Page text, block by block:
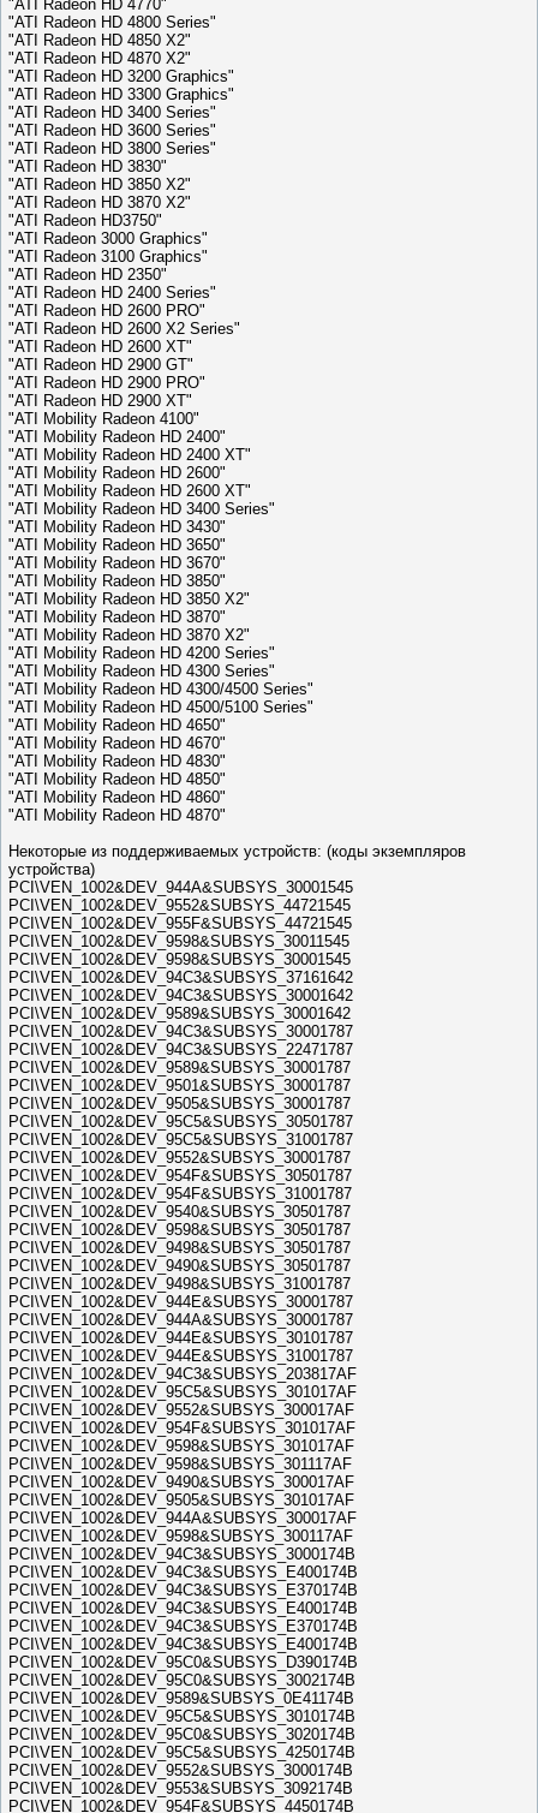
"ATI Radeon HD 4770"
"ATI Radeon HD 4800 Series"
"ATI Radeon HD 4850 X2"
"ATI Radeon HD 4870 X2"
"ATI Radeon HD 3200 Graphics"
"ATI Radeon HD 3300 Graphics"
"ATI Radeon HD 3400 Series"
"ATI Radeon HD 3600 Series"
"ATI Radeon HD 3800 Series"
"ATI Radeon HD 3830"
"ATI Radeon HD 3850 X2"
"ATI Radeon HD 3870 X2"
"ATI Radeon HD3750"
"ATI Radeon 3000 Graphics"
"ATI Radeon 3100 Graphics"
"ATI Radeon HD 2350"
"ATI Radeon HD 2400 Series"
"ATI Radeon HD 2600 PRO"
"ATI Radeon HD 2600 X2 Series"
"ATI Radeon HD 2600 XT"
"ATI Radeon HD 2900 GT"
"ATI Radeon HD 2900 PRO"
"ATI Radeon HD 2900 XT"
"ATI Mobility Radeon 4100"
"ATI Mobility Radeon HD 2400"
"ATI Mobility Radeon HD 2400 XT"
"ATI Mobility Radeon HD 2600"
"ATI Mobility Radeon HD 2600 XT"
"ATI Mobility Radeon HD 3400 Series"
"ATI Mobility Radeon HD 3430"
"ATI Mobility Radeon HD 3650"
"ATI Mobility Radeon HD 3670"
"ATI Mobility Radeon HD 3850"
"ATI Mobility Radeon HD 3850 X2"
"ATI Mobility Radeon HD 3870"
"ATI Mobility Radeon HD 3870 X2"
"ATI Mobility Radeon HD 4200 Series"
"ATI Mobility Radeon HD 4300 Series"
"ATI Mobility Radeon HD 4300/4500 Series"
"ATI Mobility Radeon HD 4500/5100 Series"
"ATI Mobility Radeon HD 4650"
"ATI Mobility Radeon HD 4670"
"ATI Mobility Radeon HD 4830"
"ATI Mobility Radeon HD 4850"
"ATI Mobility Radeon HD 4860"
"ATI Mobility Radeon HD 4870"
Некоторые из поддерживаемых устройств: (коды экземпляров
устройства)
PCI\VEN_1002&DEV_944A&SUBSYS_30001545
PCI\VEN_1002&DEV_9552&SUBSYS_44721545
PCI\VEN_1002&DEV_955F&SUBSYS_44721545
PCI\VEN_1002&DEV_9598&SUBSYS_30011545
PCI\VEN_1002&DEV_9598&SUBSYS_30001545
PCI\VEN_1002&DEV_94C3&SUBSYS_37161642
PCI\VEN_1002&DEV_94C3&SUBSYS_30001642
PCI\VEN_1002&DEV_9589&SUBSYS_30001642
PCI\VEN_1002&DEV_94C3&SUBSYS_30001787
PCI\VEN_1002&DEV_94C3&SUBSYS_22471787
PCI\VEN_1002&DEV_9589&SUBSYS_30001787
PCI\VEN_1002&DEV_9501&SUBSYS_30001787
PCI\VEN_1002&DEV_9505&SUBSYS_30001787
PCI\VEN_1002&DEV_95C5&SUBSYS_30501787
PCI\VEN_1002&DEV_95C5&SUBSYS_31001787
PCI\VEN_1002&DEV_9552&SUBSYS_30001787
PCI\VEN_1002&DEV_954F&SUBSYS_30501787
PCI\VEN_1002&DEV_954F&SUBSYS_31001787
PCI\VEN_1002&DEV_9540&SUBSYS_30501787
PCI\VEN_1002&DEV_9598&SUBSYS_30501787
PCI\VEN_1002&DEV_9498&SUBSYS_30501787
PCI\VEN_1002&DEV_9490&SUBSYS_30501787
PCI\VEN_1002&DEV_9498&SUBSYS_31001787
PCI\VEN_1002&DEV_944E&SUBSYS_30001787
PCI\VEN_1002&DEV_944A&SUBSYS_30001787
PCI\VEN_1002&DEV_944E&SUBSYS_30101787
PCI\VEN_1002&DEV_944E&SUBSYS_31001787
PCI\VEN_1002&DEV_94C3&SUBSYS_203817AF
PCI\VEN_1002&DEV_95C5&SUBSYS_301017AF
PCI\VEN_1002&DEV_9552&SUBSYS_300017AF
PCI\VEN_1002&DEV_954F&SUBSYS_301017AF
PCI\VEN_1002&DEV_9598&SUBSYS_301017AF
PCI\VEN_1002&DEV_9598&SUBSYS_301117AF
PCI\VEN_1002&DEV_9490&SUBSYS_300017AF
PCI\VEN_1002&DEV_9505&SUBSYS_301017AF
PCI\VEN_1002&DEV_944A&SUBSYS_300017AF
PCI\VEN_1002&DEV_9598&SUBSYS_300117AF
PCI\VEN_1002&DEV_94C3&SUBSYS_3000174B
PCI\VEN_1002&DEV_94C3&SUBSYS_E400174B
PCI\VEN_1002&DEV_94C3&SUBSYS_E370174B
PCI\VEN_1002&DEV_94C3&SUBSYS_E400174B
PCI\VEN_1002&DEV_94C3&SUBSYS_E370174B
PCI\VEN_1002&DEV_94C3&SUBSYS_E400174B
PCI\VEN_1002&DEV_95C0&SUBSYS_D390174B
PCI\VEN_1002&DEV_95C0&SUBSYS_3002174B
PCI\VEN_1002&DEV_9589&SUBSYS_0E41174B
PCI\VEN_1002&DEV_95C5&SUBSYS_3010174B
PCI\VEN_1002&DEV_95C0&SUBSYS_3020174B
PCI\VEN_1002&DEV_95C5&SUBSYS_4250174B
PCI\VEN_1002&DEV_9552&SUBSYS_3000174B
PCI\VEN_1002&DEV_9553&SUBSYS_3092174B
PCI\VEN_1002&DEV_954F&SUBSYS_4450174B